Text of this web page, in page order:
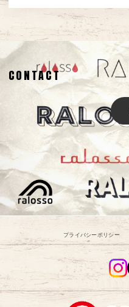
CONTACT
プライバシーポリシー